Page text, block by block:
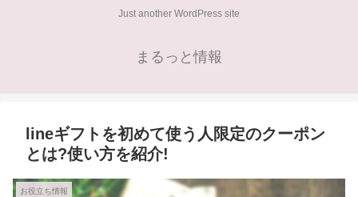
Just another WordPress site
まるっと情報
lineギフトを初めて使う人限定のクーポン
とは?使い方を紹介!
お役立ち情報